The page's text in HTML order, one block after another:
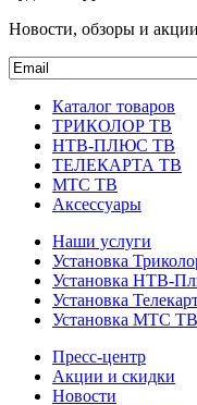
Новости, обзоры и акции
Каталог товаров
ТРИКОЛОР ТВ
НТВ-ПЛЮС ТВ
ТЕЛЕКАРТА ТВ
МТС ТВ
Аксессуары
Наши услуги
Установка
Установка НТВ-
Установка
Установка МТС ТВ
Пресс-центр
Акции и скидки
Новости